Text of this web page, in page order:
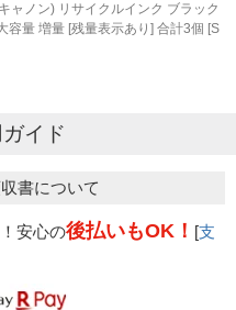
ャノン) リサイクルインク ブラック
容量 増量 [残量表示あり] 合計3個 [S
イド
書について
安心の後払いもOK！ [支